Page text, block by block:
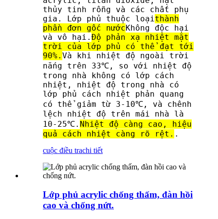
thủy tinh rỗng và các chất phụ
gia. Lớp phủ thuộc loạithành
phần đơn gốc nướcKhông độc hại
và vô hại. Độ phản xạ nhiệt mặt
trời của lớp phủ có thể đạt tới
90%. Và khi nhiệt độ ngoài trời
nắng trên 33℃, so với nhiệt độ
trong nhà không có lớp cách
nhiệt, nhiệt độ trong nhà có
lớp phủ cách nhiệt phản quang
có thể giảm từ 3-10℃, và chênh
lệch nhiệt độ trên mái nhà là
10-25℃. Nhiệt độ càng cao, hiệu
quả cách nhiệt càng rõ rệt. .
cuộc điều trachi tiết
Lớp phủ acrylic chống thấm, đàn hồi
cao và chống nứt.